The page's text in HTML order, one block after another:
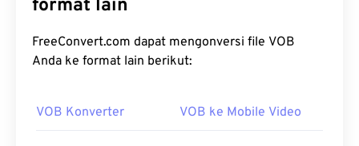
format lain
FreeConvert.com dapat mengonversi file VOB
Anda ke format lain berikut:
VOB Konverter VOB ke Mobile Video